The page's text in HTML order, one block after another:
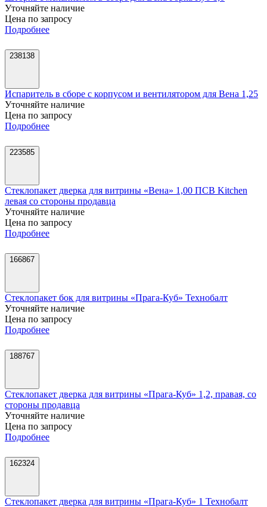
Уточняйте наличие
Цена по запросу
Подробнее
238138
Испаритель в сборе с корпусом и вентилятором для Вена 1,25
Уточняйте наличие
Цена по запросу
Подробнее
223585
Стеклопакет дверка для витрины «Вена» 1,00 ПСВ Kitchen
левая со стороны продавца
Уточняйте наличие
Цена по запросу
Подробнее
166867
Стеклопакет бок для витрины «Прага-Куб» Технобалт
Уточняйте наличие
Цена по запросу
Подробнее
188767
Стеклопакет дверка для витрины «Прага-Куб» 1,2, правая, со
стороны продавца
Уточняйте наличие
Цена по запросу
Подробнее
162324
Стеклопакет дверка для витрины «Прага-Куб» 1 Технобалт